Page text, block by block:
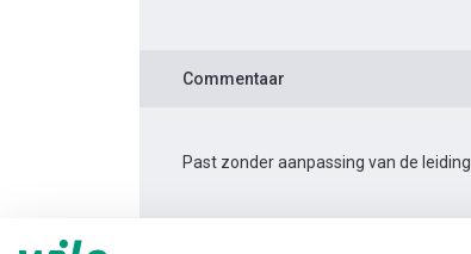
Commentaar
Past zonder aanpassing van de leiding.